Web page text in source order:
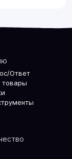
Ответ
товары